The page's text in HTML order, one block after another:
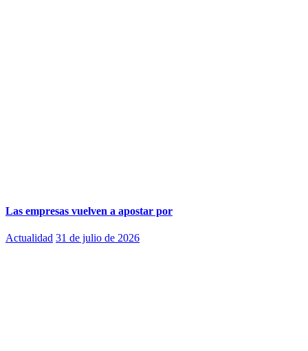
Las empresas vuelven a apostar por
Actualidad 31 de julio de 2026